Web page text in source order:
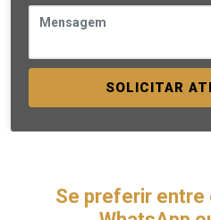
SOLICITAR
Se preferir entre